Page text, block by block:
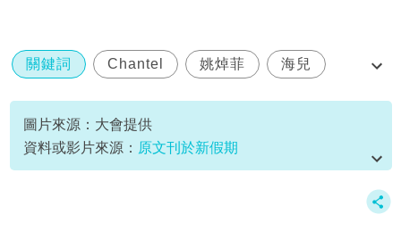
關鍵詞 Chantel 姚焯菲 海兒
跨公司合作
圖片來源：大會提供
資料或影片來源： 原文刊於新假期